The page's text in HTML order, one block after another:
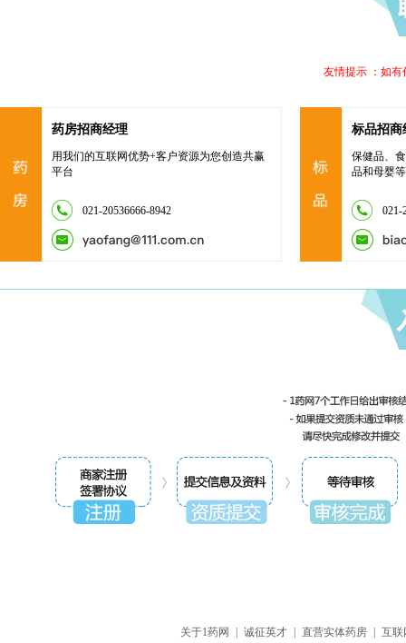
友情提示 ：如
药房招商经理
用我们的互联网优势+客户资源为您创造共赢
平台
021-20536666-8942
标品招商
保健品、
品和母婴
021-
关于1药网 诚征英才 直营实体药房
互联